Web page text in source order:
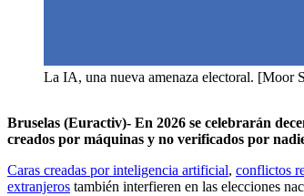
La IA, una nueva amenaza electoral. [Moor
Bruselas (Euractiv)- En 2026 se celebrarán
creados por máquinas y no verificados por
Caras creadas por inteligencia artificial, conflictos
extranjeros también interfieren en las elecciones